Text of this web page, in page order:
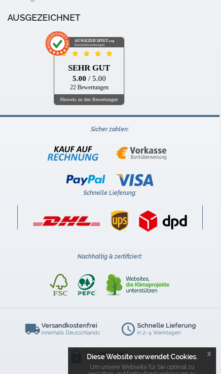
AUSGEZEICHNET
AUSGEZEICHNET .org
Kundenbewertungen
SEHR GUT
5.00 / 5.00
22 Bewertungen
Hinweis zu den Bewertungen
Sicher zahlen:
Schnelle Lieferung:
Nachhaltig & zertifiziert:
Versandkostenfrei
innerhalb Deutschlands
Schnelle Lieferung
in 2–4 Werktagen
SSL-gesichert
Sichere Datenübertragung
Diese Website verwendet Cookies.
Um unsere Webseite für Sie optimal zu
x